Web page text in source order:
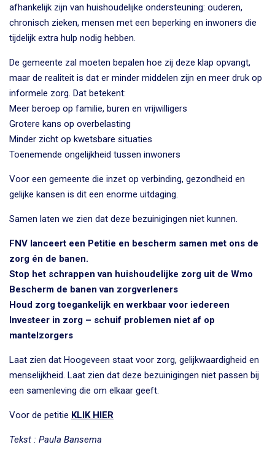
afhankelijk zijn van huishoudelijke ondersteuning: ouderen,
chronisch zieken, mensen met een beperking en inwoners die
tijdelijk extra hulp nodig hebben.
De gemeente zal moeten bepalen hoe zij deze klap opvangt,
maar de realiteit is dat er minder middelen zijn en meer druk op
informele zorg. Dat betekent:
Meer beroep op familie, buren en vrijwilligers
Grotere kans op overbelasting
Minder zicht op kwetsbare situaties
Toenemende ongelijkheid tussen inwoners
Voor een gemeente die inzet op verbinding, gezondheid en
gelijke kansen is dit een enorme uitdaging.
Samen laten we zien dat deze bezuinigingen niet kunnen.
FNV lanceert een Petitie en bescherm samen met ons de
zorg én de banen.
Stop het schrappen van huishoudelijke zorg uit de Wmo
Bescherm de banen van zorgverleners
Houd zorg toegankelijk en werkbaar voor iedereen
Investeer in zorg – schuif problemen niet af op
mantelzorgers
Laat zien dat Hoogeveen staat voor zorg, gelijkwaardigheid en
menselijkheid. Laat zien dat deze bezuinigingen niet passen bij
een samenleving die om elkaar geeft.
Voor de petitie KLIK HIER
Tekst : Paula Bansema